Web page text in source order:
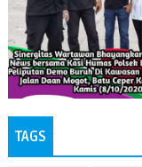
TAGS